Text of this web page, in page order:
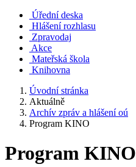
Úřední deska
Hlášení rozhlasu
Zpravodaj
Akce
Mateřská škola
Knihovna
Úvodní stránka
Aktuálně
Archív zpráv a hlášení oú
Program KINO
Program KINO